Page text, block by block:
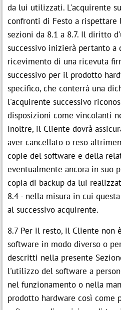
da lui utilizzati. L'acquirente
confronti di Festo a
sezioni da 8.1 a 8.7. Il diritto
successivo inizierà pertanto a
ricevimento di una ricevuta
successivo per il prodotto
specifico, che conterrà una
l'acquirente successivo
disposizioni come vincolanti
Inoltre, il Cliente dovrà
aver cancellato o reso
copie del software e della
eventualmente ancora in suo
copia di backup da lui
8.4 - nella misura in cui
al successivo acquirente.
8.7 Per il resto, il Cliente non
software in modo diverso o
descritti nella presente
l'utilizzo del software a
nel funzionamento o nella
prodotto hardware così come